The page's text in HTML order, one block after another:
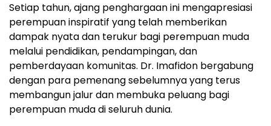
Setiap tahun, ajang penghargaan ini mengapresiasi
perempuan inspiratif yang telah memberikan
dampak nyata dan terukur bagi perempuan muda
melalui pendidikan, pendampingan, dan
pemberdayaan komunitas. Dr. Imafidon bergabung
dengan para pemenang sebelumnya yang terus
membangun jalur dan membuka peluang bagi
perempuan muda di seluruh dunia.